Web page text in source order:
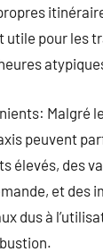
pour les
Malgré
peuvent
élevés, des
et des
dus à